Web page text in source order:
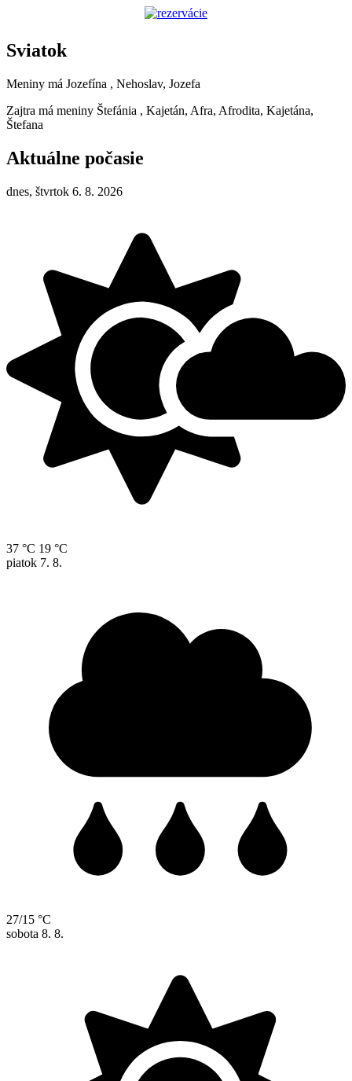
Sviatok
Meniny má Jozefína , Nehoslav, Jozefa
Zajtra má meniny Štefánia , Kajetán, Afra, Afrodita, Kajetána,
Štefana
Aktuálne počasie
dnes, štvrtok 6. 8. 2026
37 °C 19 °C
piatok 7. 8.
27/15 °C
sobota 8. 8.